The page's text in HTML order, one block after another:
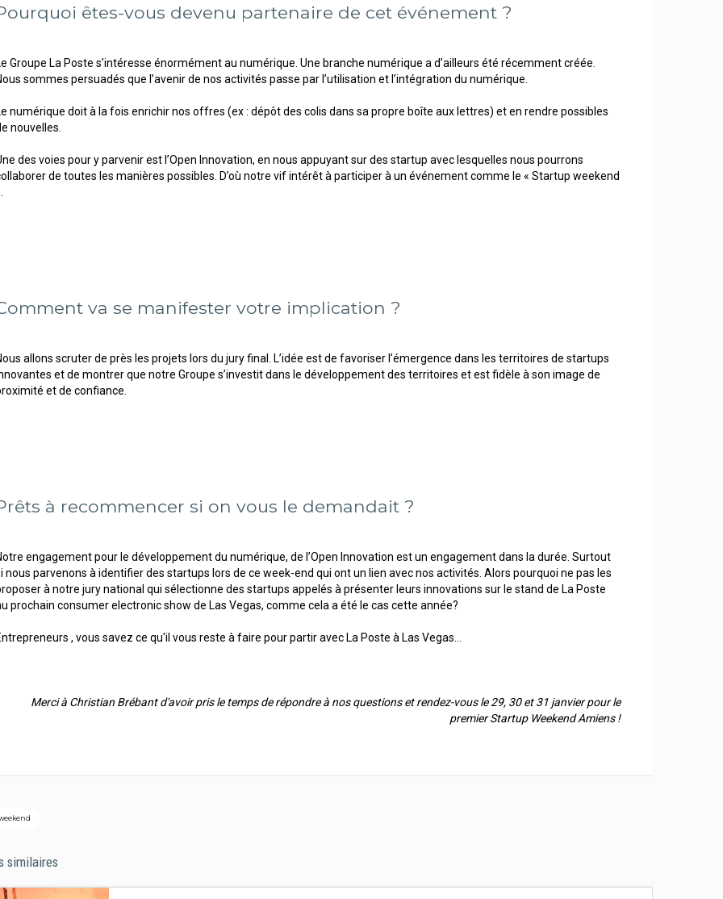
êtes-vous devenu partenaire de cet événement ?
Groupe La Poste s’intéresse énormément au numérique. Une branche numérique a d’ailleurs été récemment créée.
sommes persuadés que l’avenir de nos activités passe par l’utilisation et l’intégration du numérique.
numérique doit à la fois enrichir nos offres (ex : dépôt des colis dans sa propre boîte aux lettres) et en rendre possibles
nouvelles.
des voies pour y parvenir est l’Open Innovation, en nous appuyant sur des startup avec lesquelles nous pourrons
de toutes les manières possibles. D’où notre vif intérêt à participer à un événement comme le « Startup weekend
va se manifester votre implication ?
allons scruter de près les projets lors du jury final. L’idée est de favoriser l’émergence dans les territoires de startups
et de montrer que notre Groupe s’investit dans le développement des territoires et est fidèle à son image de
et de confiance.
à recommencer si on vous le demandait ?
engagement pour le développement du numérique, de l’Open Innovation est un engagement dans la durée. Surtout
nous parvenons à identifier des startups lors de ce week-end qui ont un lien avec nos activités. Alors pourquoi ne pas les
à notre jury national qui sélectionne des startups appelés à présenter leurs innovations sur le stand de La Poste
prochain consumer electronic show de Las Vegas, comme cela a été le cas cette année?
, vous savez ce qu'il vous reste à faire pour partir avec La Poste à Las Vegas...
Merci à Christian Brébant d'avoir pris le temps de répondre à nos questions et rendez-vous le 29, 30 et 31 janvier pour le
premier Startup Weekend Amiens !
similaires